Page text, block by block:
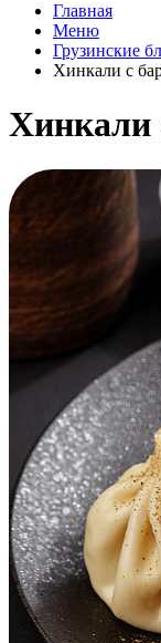
Главная
Меню
Грузинские
Хинкали с
Хинкали